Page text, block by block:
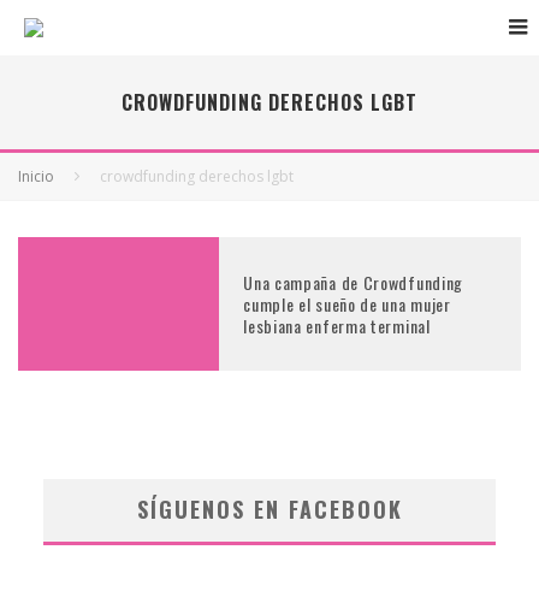
CROWDFUNDING DERECHOS LGBT
Inicio crowdfunding derechos lgbt
Una campaña de Crowdfunding
cumple el sueño de una mujer
lesbiana enferma terminal
SÍGUENOS EN FACEBOOK